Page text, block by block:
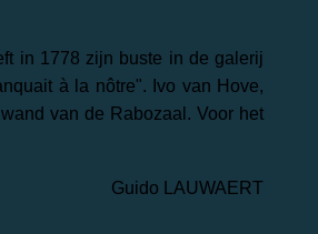
in 1778 zijn buste in de galerij
à la nôtre". Ivo van Hove,
van de Rabozaal. Voor het
Guido LAUWAERT